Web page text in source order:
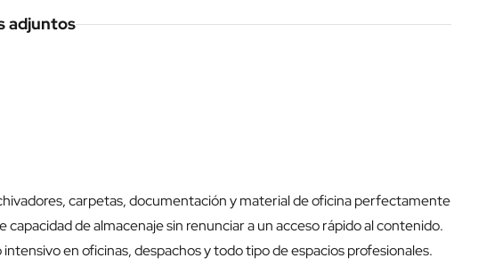
adjuntos
carpetas, documentación y material de oficina perfectamente
de almacenaje sin renunciar a un acceso rápido al contenido.
en oficinas, despachos y todo tipo de espacios profesionales.